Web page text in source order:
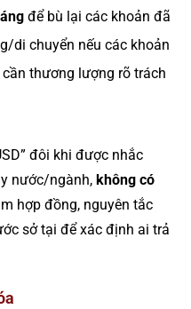
để bù lại các khoản đã
di chuyển nếu các khoản
thương lượng rõ trách
đôi khi được nhắc
nước/ngành, không có
hợp đồng, nguyên tắc
sở tại để xác định ai trả